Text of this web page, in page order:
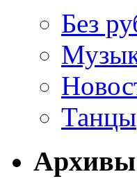
Без
Танцы
Архивы